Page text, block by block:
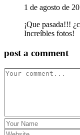
1 de agosto de
¡Que pasada!!!
Increíbles fotos!
post a comment